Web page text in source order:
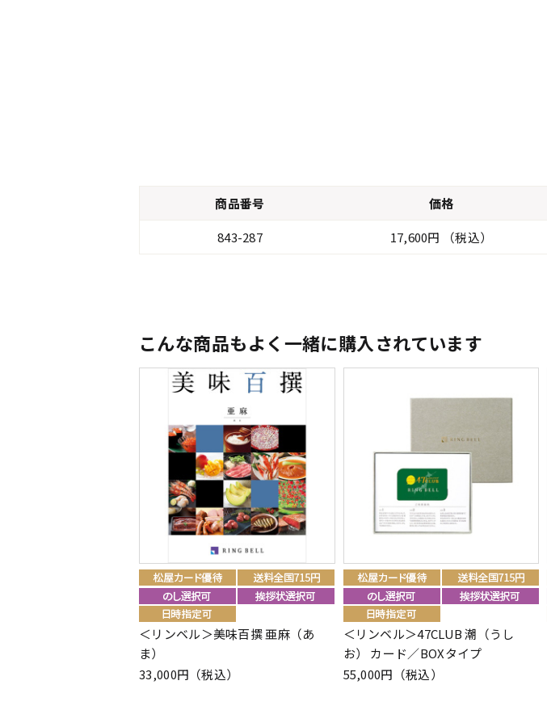
商品番号 価格
843-287
17,600円 （税込）
こんな商品もよく一緒に購入されています
＜リンベル＞美味百撰 亜麻（あ
ま）
33,000円（税込）
＜リンベル＞47CLUB 潮（うし
お） カード／BOXタイプ
55,000円（税込）